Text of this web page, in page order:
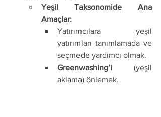
Yeşil Taksonomide Ana
Amaçlar:
Yatırımcılara yeşil
yatırımları tanımlamada ve
seçmede yardımcı olmak.
Greenwashing’i (yeşil
aklama) önlemek.